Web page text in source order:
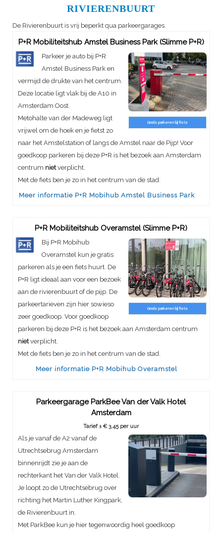
RIVIERENBUURT
De Rivierenbuurt is vrij beperkt qua parkeergarages.
P+R Mobiliteitshub Amstel Business Park (Slimme P+R)
Gratis parkeren bij fiets
Parkeer je auto bij P+R
Amstel Business Park en
vermijd de drukte van het centrum.
Deze locatie ligt vlak bij de A10 in
Amsterdam Oost.
Metohalte van der Madeweg ligt
vrijwel om de hoek en je fietst zo
naar het Amstelstation of langs de Amstel naar de Pijp! Voor
goedkoop parkeren bij deze P+R is het bezoek aan Amsterdam
centrum nietverplicht.
Met de fiets ben je zo in het centrum van de stad.
Meer informatie P+R Mobihub Amstel Business Park
P+R Mobiliteitshub Overamstel (Slimme P+R)
Gratis parkeren bij fiets
Bij P+R Mobihub
Overamstel kun je gratis
parkeren als je een fiets huurt. De
P+R ligt ideaal aan voor een bezoek
aan de rivierenbuurt of de pijp. De
parkeertarieven zijn hier sowieso
zeer goedkoop. Voor goedkoop
parkeren bij deze P+R is het bezoek aan Amsterdam centrum
nietverplicht.
Met de fiets ben je zo in het centrum van de stad.
Meer informatie P+R Mobihub Overamstel
Parkeergarage ParkBee Van der Valk Hotel
Amsterdam
Tarief ± € 3,45 per uur
Als je vanaf de A2 vanaf de
Utrechtsebrug Amsterdam
binnenrijdt zie je aan de
rechterkant het Van der Valk Hotel.
Je loopt zo de Utrechtsebrug over
richting het Martin Luther Kingpark,
de Rivierenbuurt in.
Met ParkBee kun je hier tegenwoordig heel goedkoop